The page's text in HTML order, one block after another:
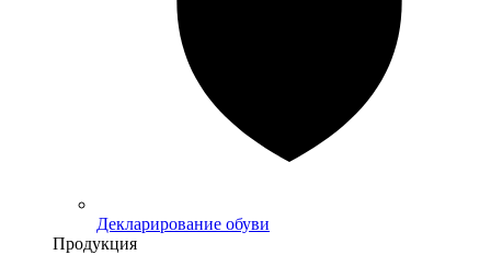
Декларирование обуви
Продукция